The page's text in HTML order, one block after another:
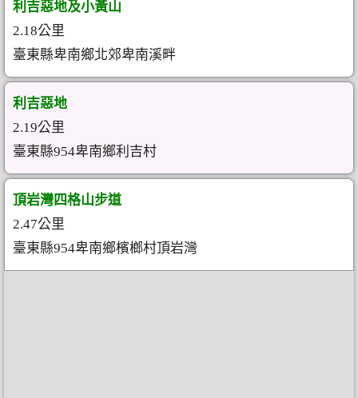
利吉惡地及小黃山
2.18公里
臺東縣卑南鄉北郊卑南溪畔
利吉惡地
2.19公里
臺東縣954卑南鄉利吉村
頂岩灣四格山步道
2.47公里
臺東縣954卑南鄉檳榔村頂岩灣